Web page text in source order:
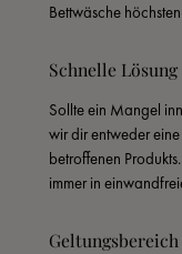
Bettwäsche
Schnelle
Sollte ein Mangel
wir dir entweder
betroffenen
immer in